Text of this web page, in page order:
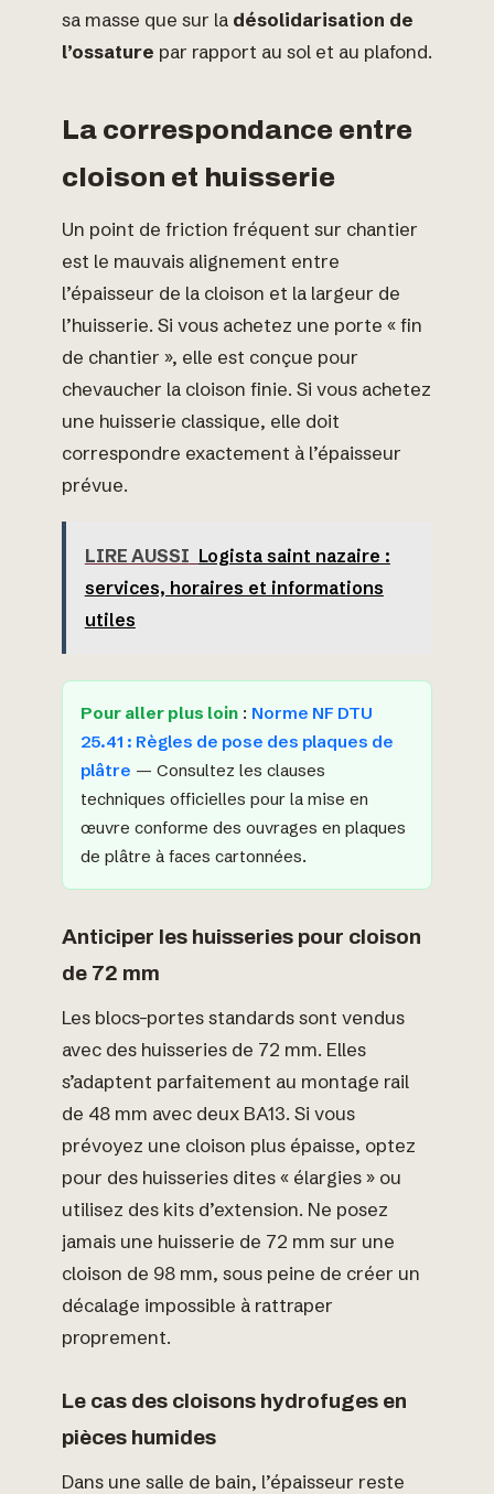
sa masse que sur la désolidarisation de
l’ossature par rapport au sol et au plafond.
La correspondance entre
cloison et huisserie
Un point de friction fréquent sur chantier
est le mauvais alignement entre
l’épaisseur de la cloison et la largeur de
l’huisserie. Si vous achetez une porte « fin
de chantier », elle est conçue pour
chevaucher la cloison finie. Si vous achetez
une huisserie classique, elle doit
correspondre exactement à l’épaisseur
prévue.
LIRE AUSSI Logista saint nazaire :
services, horaires et informations
utiles
Pour aller plus loin : Norme NF DTU
25.41 : Règles de pose des plaques de
plâtre — Consultez les clauses
techniques officielles pour la mise en
œuvre conforme des ouvrages en plaques
de plâtre à faces cartonnées.
Anticiper les huisseries pour cloison
de 72 mm
Les blocs-portes standards sont vendus
avec des huisseries de 72 mm. Elles
s’adaptent parfaitement au montage rail
de 48 mm avec deux BA13. Si vous
prévoyez une cloison plus épaisse, optez
pour des huisseries dites « élargies » ou
utilisez des kits d’extension. Ne posez
jamais une huisserie de 72 mm sur une
cloison de 98 mm, sous peine de créer un
décalage impossible à rattraper
proprement.
Le cas des cloisons hydrofuges en
pièces humides
Dans une salle de bain, l’épaisseur reste